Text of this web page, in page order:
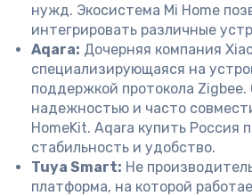
нужд. Экосистема Mi Home
интегрировать различные
Aqara: Дочерняя компания
специализирующаяся на
поддержкой протокола
надежностью и часто
HomeKit. Aqara купить Россия
стабильность и удобство.
Tuya Smart: Не
платформа, на которой